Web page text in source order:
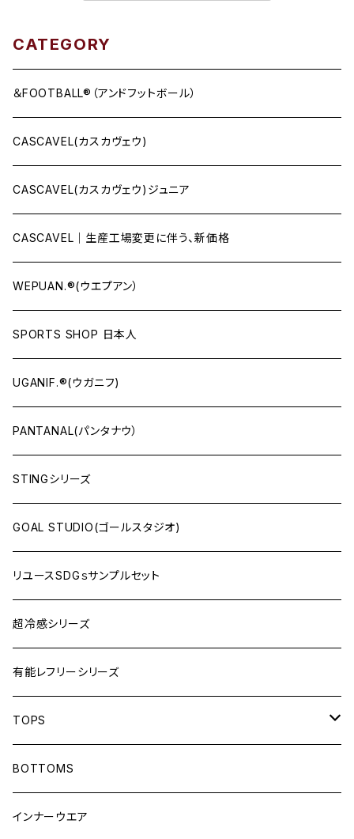
CATEGORY
＆FOOTBALL®（アンドフットボール）
CASCAVEL(カスカヴェウ)
CASCAVEL(カスカヴェウ)ジュニア
CASCAVEL｜生産工場変更に伴う、新価格
WEPUAN.®(ウエプアン）
SPORTS SHOP 日本人
UGANIF.®(ウガニフ)
PANTANAL(パンタナウ）
STINGシリーズ
GOAL STUDIO(ゴールスタジオ)
リユースSDGｓサンプルセット
超冷感シリーズ
有能レフリーシリーズ
TOPS
LONG-SLEEVEプラシャツ
SHORT-SLEEVEプラシャツ
BOTTOMS
インナーウエア